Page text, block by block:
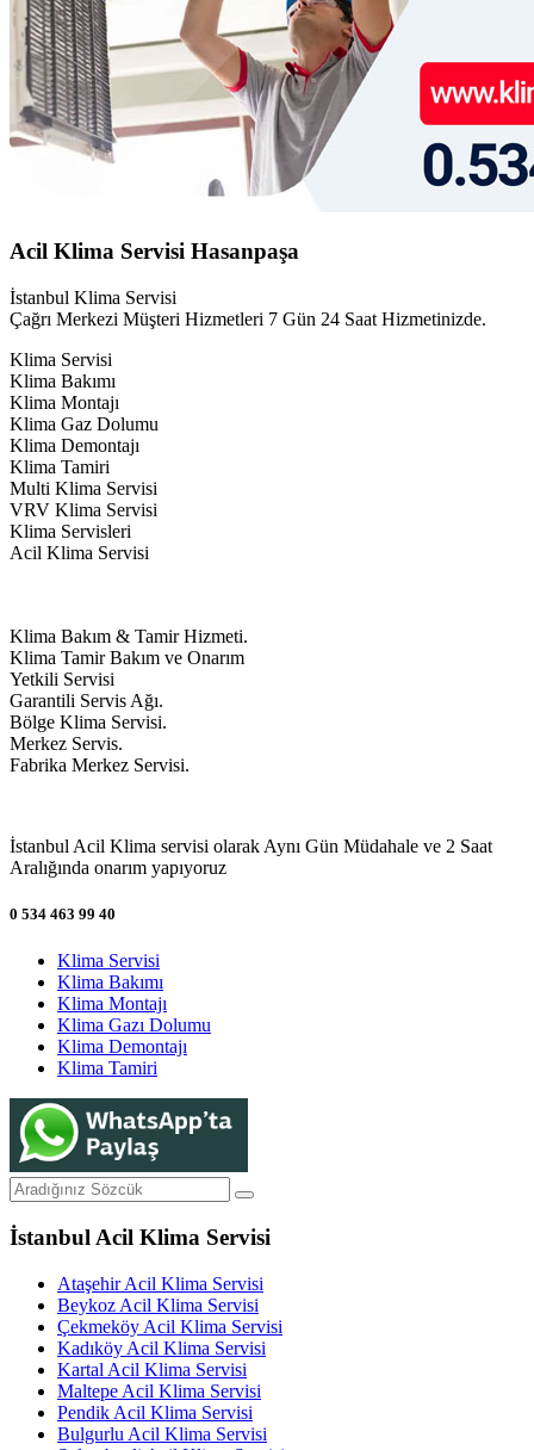
Acil Klima Servisi Hasanpaşa
İstanbul Klima Servisi
Çağrı Merkezi Müşteri Hizmetleri 7 Gün 24 Saat Hizmetinizde.
Klima Servisi
Klima Bakımı
Klima Montajı
Klima Gaz Dolumu
Klima Demontajı
Klima Tamiri
Multi Klima Servisi
VRV Klima Servisi
Klima Servisleri
Acil Klima Servisi
Klima Bakım & Tamir Hizmeti.
Klima Tamir Bakım ve Onarım
Yetkili Servisi
Garantili Servis Ağı.
Bölge Klima Servisi.
Merkez Servis.
Fabrika Merkez Servisi.
İstanbul Acil Klima servisi olarak Aynı Gün Müdahale ve 2 Saat
Aralığında onarım yapıyoruz
0 534 463 99 40
Klima Servisi
Klima Bakımı
Klima Montajı
Klima Gazı Dolumu
Klima Demontajı
Klima Tamiri
İstanbul Acil Klima Servisi
Ataşehir Acil Klima Servisi
Beykoz Acil Klima Servisi
Çekmeköy Acil Klima Servisi
Kadıköy Acil Klima Servisi
Kartal Acil Klima Servisi
Maltepe Acil Klima Servisi
Pendik Acil Klima Servisi
Bulgurlu Acil Klima Servisi